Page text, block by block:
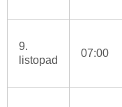
9.
listopad
07:00